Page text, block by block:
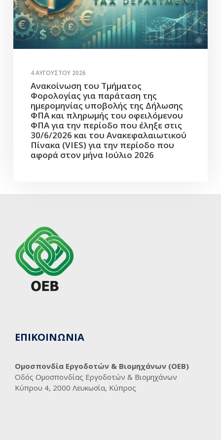
4 ΑΥΓΟΎΣΤΟΥ 2026
Ανακοίνωση του Τμήματος
Φορολογίας για παράταση της
ημερομηνίας υποβολής της Δήλωσης
ΦΠΑ και πληρωμής του οφειλόμενου
ΦΠΑ για την περίοδο που έληξε στις
30/6/2026 και του Ανακεφαλαιωτικού
Πίνακα (VIES) για την περίοδο που
αφορά στον μήνα Ιούλιο 2026
ΕΠΙΚΟΙΝΩΝΙΑ
Ομοσπονδία Εργοδοτών & Βιομηχάνων (ΟΕΒ)
Οδός Ομοσπονδίας Εργοδοτών & Βιομηχάνων
Κύπρου 4, 2000 Λευκωσία, Κύπρος